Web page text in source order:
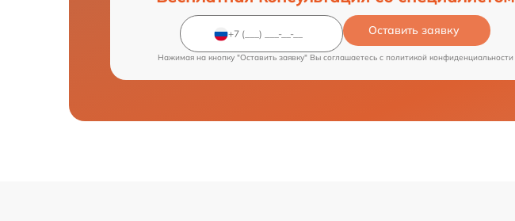
Оставить заявку
Нажимая на кнопку "Оставить заявку" Вы соглашаетесь c политикой конфиденциальности